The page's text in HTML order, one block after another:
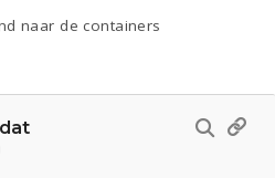
naar de containers